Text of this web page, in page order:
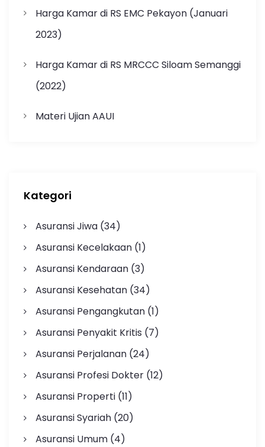
Harga Kamar di RS EMC Pekayon (Januari
2023)
Harga Kamar di RS MRCCC Siloam Semanggi
(2022)
Materi Ujian AAUI
Kategori
Asuransi Jiwa(34)
Asuransi Kecelakaan(1)
Asuransi Kendaraan(3)
Asuransi Kesehatan(34)
Asuransi Pengangkutan(1)
Asuransi Penyakit Kritis (7)
Asuransi Perjalanan(24)
Asuransi Profesi Dokter(12)
Asuransi Properti(11)
Asuransi Syariah(20)
Asuransi Umum(4)